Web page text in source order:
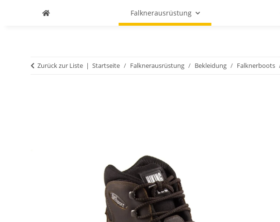
Falknerausrüstung
Zurück zur Liste Startseite Falknerausrüstung Bekleidung Falknerboots